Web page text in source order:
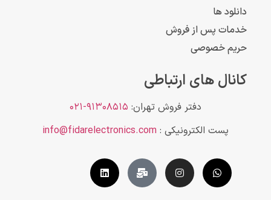
دانلود ها
خدمات پس از فروش
حریم خصوصی
کانال های ارتباطی
دفتر فروش تهران: ۹۱۳۰۸۵۱۵-۰۲۱
پست الکترونیکی : info@fidarelectronics.com